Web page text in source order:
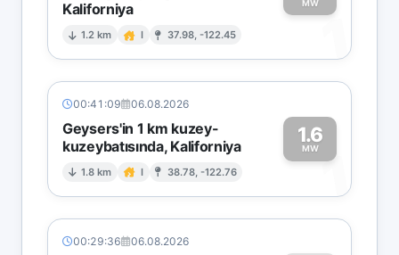
Kaliforniya
1.2 km I 37.98, -122.45
MW
1
00:41:09 06.08.2026
Geysers'in 1 km kuzey-
kuzeybatısında, Kaliforniya
1.8 km I 38.78, -122.76
1.6
MW1
00:29:36 06.08.2026